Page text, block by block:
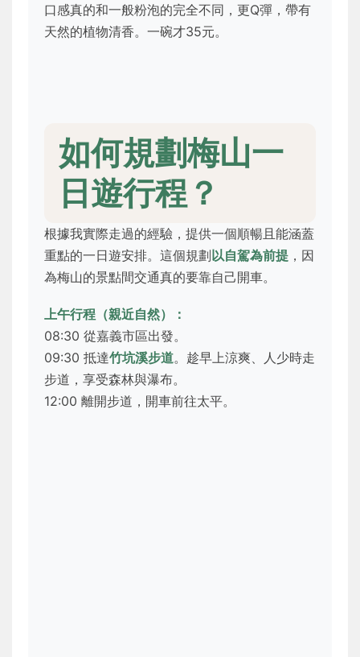
口感真的和一般粉泡的完全不同，更Q彈，帶有
天然的植物清香。一碗才35元。
如何規劃梅山一
日遊行程？
根據我實際走過的經驗，提供一個順暢且能涵蓋
重點的一日遊安排。這個規劃以自駕為前提 ，因
為梅山的景點間交通真的要靠自己開車。
上午行程（親近自然）：
08:30 從嘉義市區出發。
09:30 抵達竹坑溪步道。趁早上涼爽、人少時走
步道，享受森林與瀑布。
12:00 離開步道，開車前往太平。